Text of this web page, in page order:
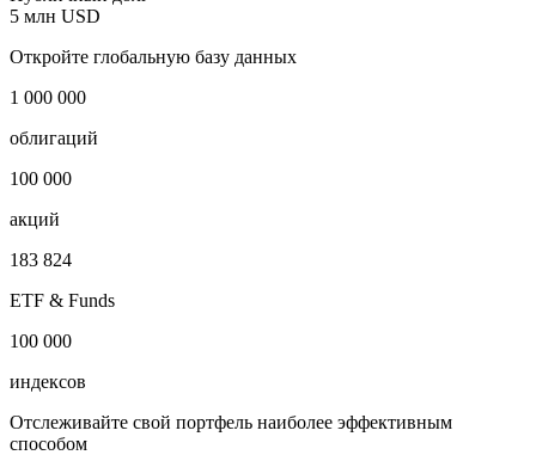
5 млн USD
Откройте глобальную базу данных
1 000 000
облигаций
100 000
акций
183 824
ETF & Funds
100 000
индексов
Отслеживайте свой портфель наиболее эффективным
способом